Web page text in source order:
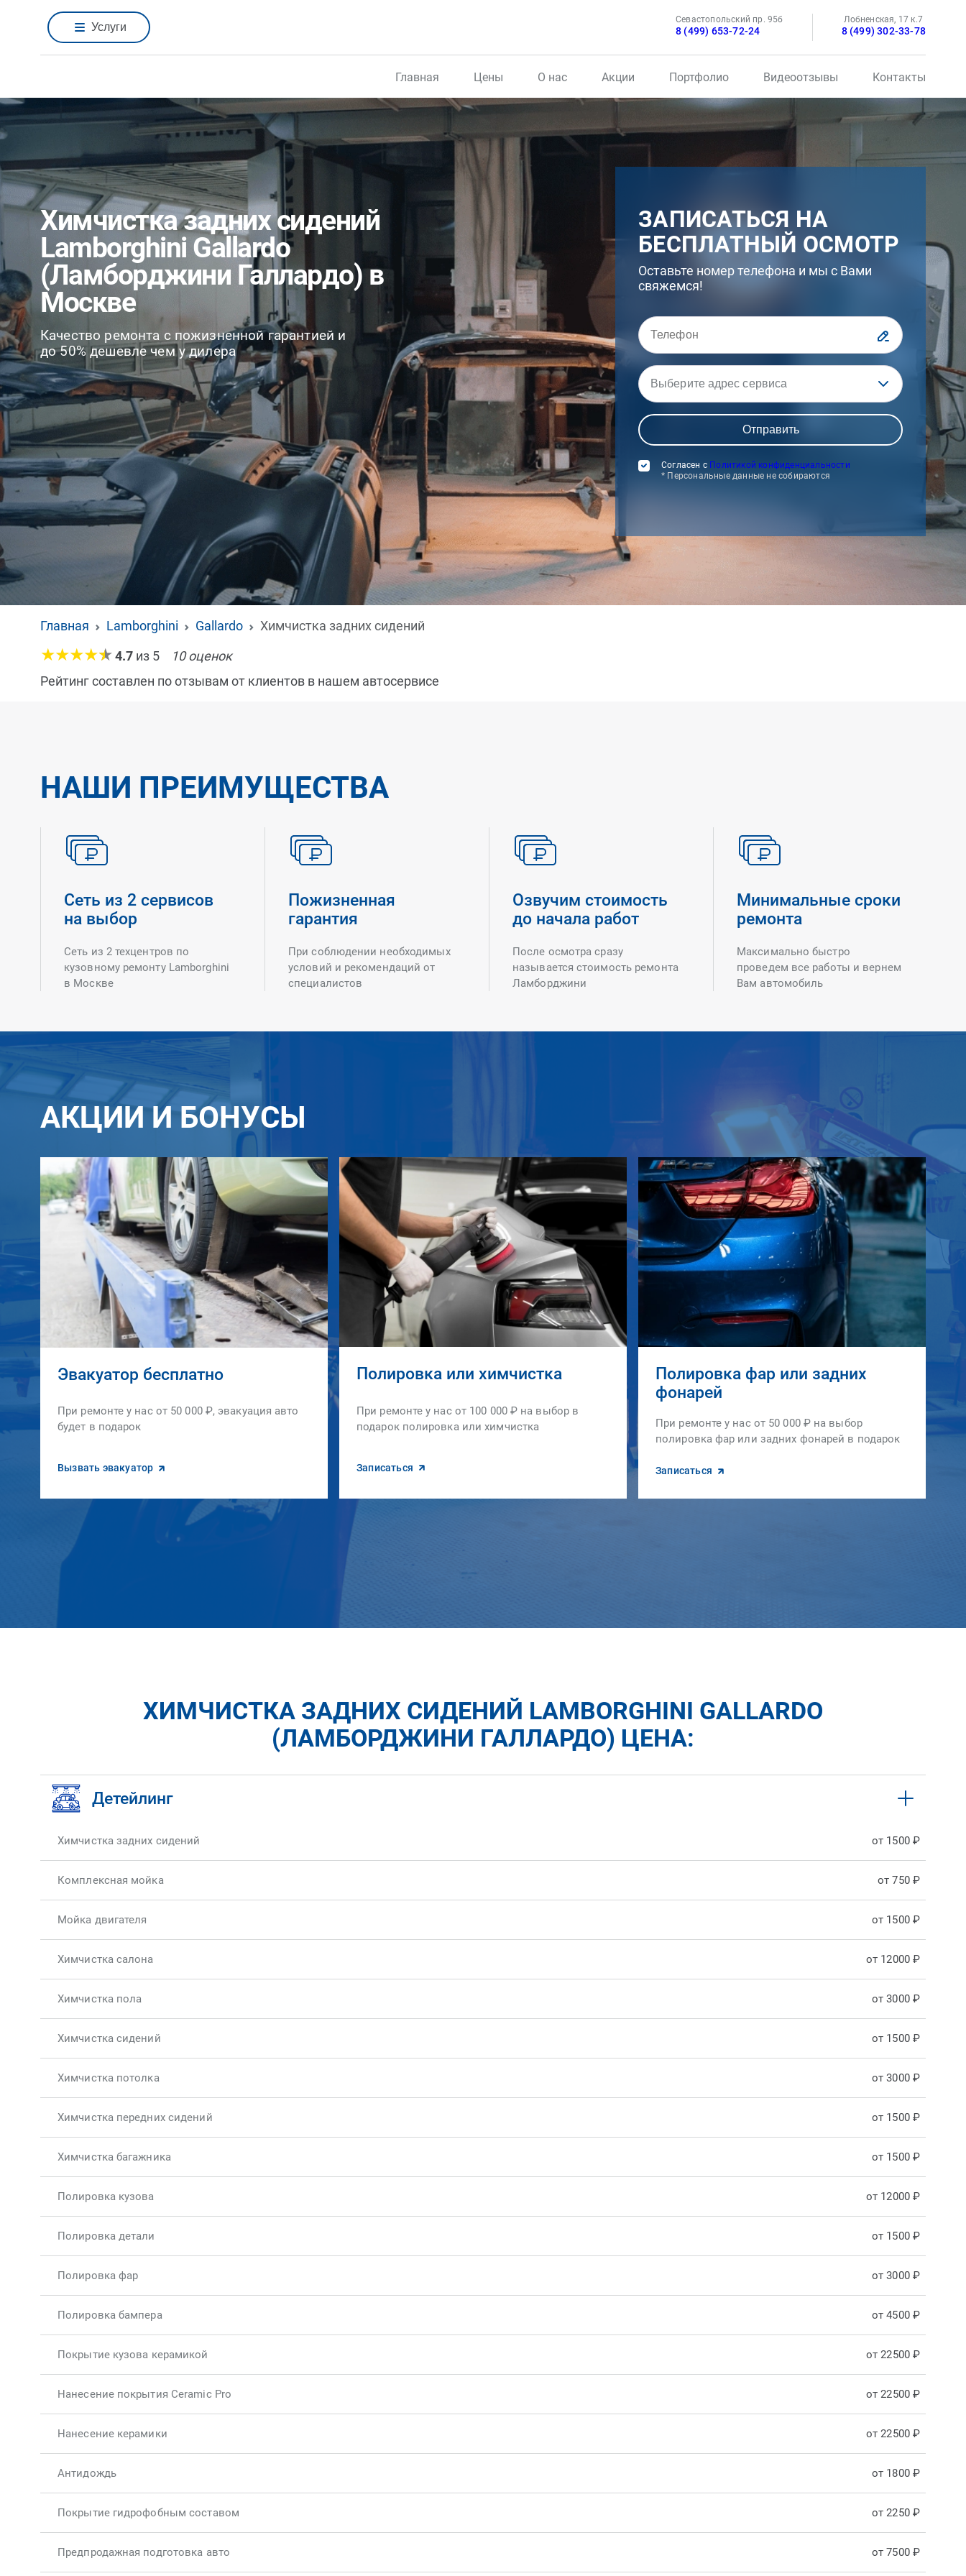
Услуги
Севастопольский пр. 95б
8 (499) 653-72-24
Лобненская, 17 к.7
8 (499) 302-33-78
Главная Цены О нас Акции Портфолио Видеоотзывы Контакты
Химчистка задних сидений
Lamborghini Gallardo
(Ламборджини Галлардо) в
Москве
Качество ремонта с пожизненной гарантией и
до 50% дешевле чем у дилера
ЗАПИСАТЬСЯ НА
БЕСПЛАТНЫЙ ОСМОТР
Оставьте номер телефона и мы с Вами
свяжемся!
Выберите адрес сервиса
Согласен с Политикой конфиденциальности
* Персональные данные не собираются
Главная Lamborghini Gallardo
Химчистка задних сидений
4.7 из 5 10оценок
Рейтинг составлен по отзывам от клиентов в нашем автосервисе
НАШИ ПРЕИМУЩЕСТВА
Сеть из 2 сервисов
на выбор
Сеть из 2 техцентров по
кузовному ремонту Lamborghini
в Москве
Пожизненная
гарантия
При соблюдении необходимых
условий и рекомендаций от
специалистов
Озвучим стоимость
до начала работ
После осмотра сразу
называется стоимость ремонта
Ламборджини
Минимальные сроки
ремонта
Максимально быстро
проведем все работы и вернем
Вам автомобиль
АКЦИИ И БОНУСЫ
Эвакуатор бесплатно
При ремонте у нас от 50 000 ₽, эвакуация авто
будет в подарок
Вызвать эвакуатор
Полировка или химчистка
При ремонте у нас от 100 000 ₽ на выбор в
подарок полировка или химчистка
Записаться
Полировка фар или задних
фонарей
При ремонте у нас от 50 000 ₽ на выбор
полировка фар или задних фонарей в подарок
Записаться
ХИМЧИСТКА ЗАДНИХ СИДЕНИЙ LAMBORGHINI GALLARDO
(ЛАМБОРДЖИНИ ГАЛЛАРДО) ЦЕНА:
Детейлинг
Химчистка задних сидений от 1500 ₽
Комплексная мойка от 750 ₽
Мойка двигателя от 1500 ₽
Химчистка салона от 12000 ₽
Химчистка пола от 3000 ₽
Химчистка сидений от 1500 ₽
Химчистка потолка от 3000 ₽
Химчистка передних сидений от 1500 ₽
Химчистка багажника от 1500 ₽
Полировка кузова от 12000 ₽
Полировка детали от 1500 ₽
Полировка фар от 3000 ₽
Полировка бампера от 4500 ₽
Покрытие кузова керамикой от 22500 ₽
Нанесение покрытия Ceramic Pro от 22500 ₽
Нанесение керамики от 22500 ₽
Антидождь от 1800 ₽
Покрытие гидрофобным составом от 2250 ₽
Предпродажная подготовка авто от 7500 ₽